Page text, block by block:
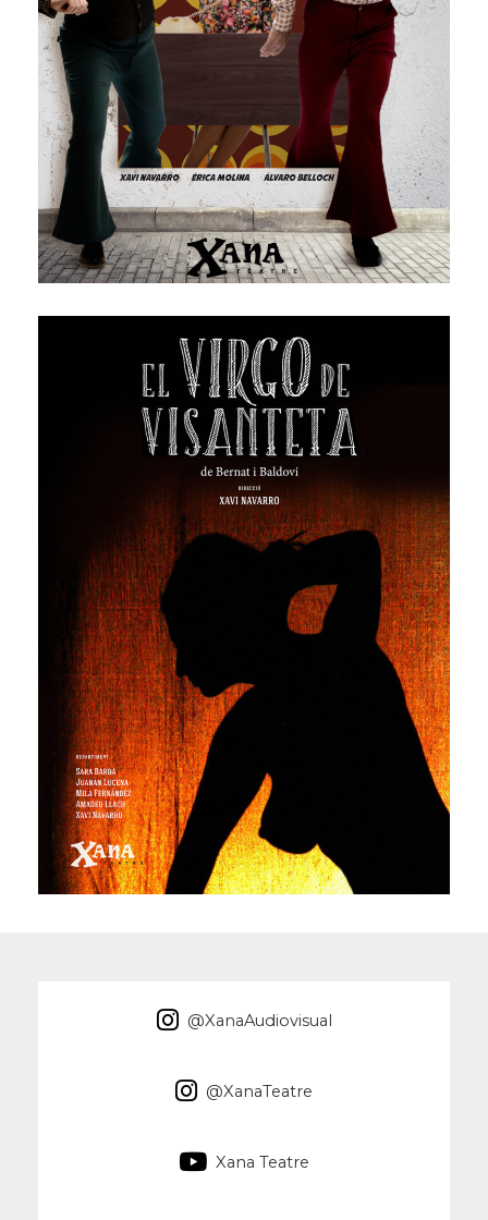
El virgo de Visanteta
@XanaAudiovisual
@XanaTeatre
Xana Teatre